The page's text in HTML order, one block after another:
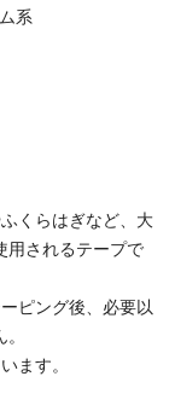
系
くらはぎなど、大
用されるテープで
ピング後、必要以
ます。